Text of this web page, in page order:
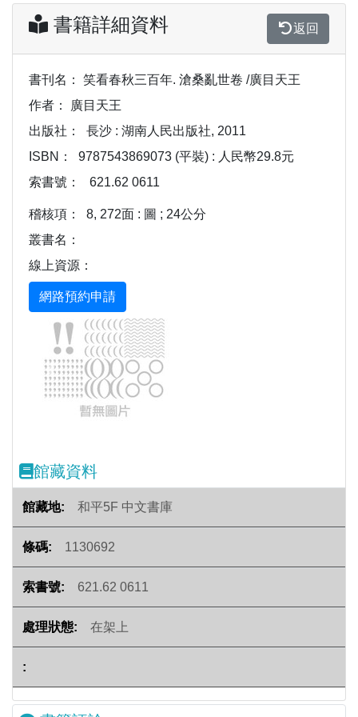
書籍詳細資料 返回
書刊名：
笑看春秋三百年. 滄桑亂世卷 /廣目天王
作者：
廣目天王
出版社：
長沙 : 湖南人民出版社, 2011
ISBN：
9787543869073 (平裝) : 人民幣29.8元
索書號：
621.62 0611
稽核項：
8, 272面 : 圖 ; 24公分
叢書名：
線上資源：
Previous
館藏資料
和平5F 中文書庫
1130692
621.62 0611
在架上